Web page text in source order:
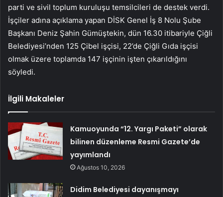
parti ve sivil toplum kuruluşu temsilcileri de destek verdi.
İşçiler adına açıklama yapan DİSK Genel İş 8 Nolu Şube
Başkanı Deniz Şahin Gümüştekin, dün 16.30 itibariyle Çiğli
Belediyesi’nden 125 Çibel işçisi, 22’de Çiğli Gıda işçisi
olmak üzere toplamda 147 işçinin işten çıkarıldığını
söyledi.
İlgili Makaleler
Kamuoyunda “12. Yargı Paketi” olarak
bilinen düzenleme Resmi Gazete’de
yayımlandı
Ağustos 10, 2026
Didim Belediyesi dayanışmayı